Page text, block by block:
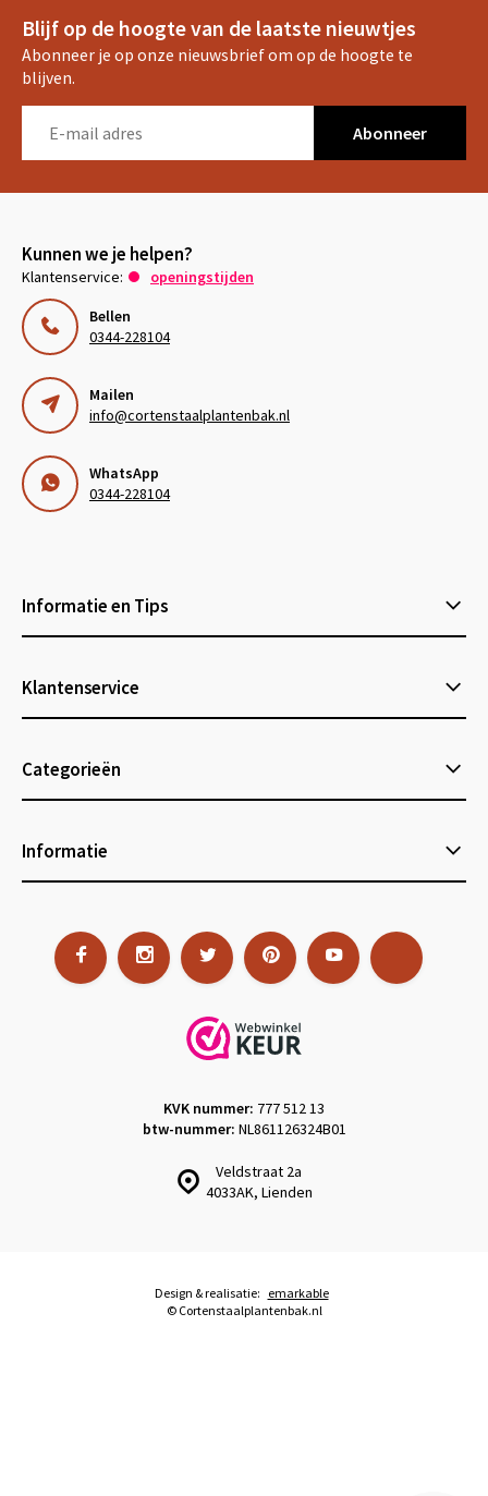
Blijf op de hoogte van de laatste nieuwtjes
Abonneer je op onze nieuwsbrief om op de hoogte te
blijven.
Abonneer
Kunnen we je helpen?
Klantenservice:
openingstijden
Bellen
0344-228104
Mailen
info@cortenstaalplantenbak.nl
WhatsApp
0344-228104
Informatie en Tips
Klantenservice
Categorieën
Informatie
Veldstraat 2a
4033AK, Lienden
KVK nummer: 777 512 13
btw-nummer: NL861126324B01
© Cortenstaalplantenbak.nl
Design & realisatie: emarkable